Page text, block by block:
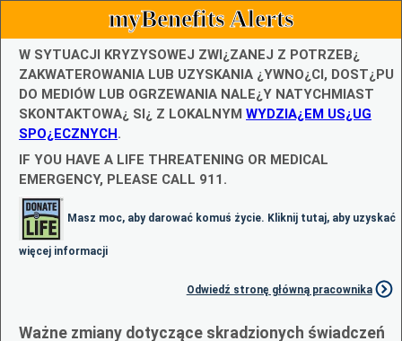
myBenefits Alerts
W SYTUACJI KRYZYSOWEJ ZWI¿ZANEJ Z POTRZEB¿
ZAKWATEROWANIA LUB UZYSKANIA ¿YWNO¿CI, DOST¿PU
DO MEDIÓW LUB OGRZEWANIA NALE¿Y NATYCHMIAST
SKONTAKTOWA¿ SI¿ Z LOKALNYM WYDZIA¿EM US¿UG
SPO¿ECZNYCH.
IF YOU HAVE A LIFE THREATENING OR MEDICAL
EMERGENCY, PLEASE CALL 911.
Masz moc, aby darować komuś życie. Kliknij tutaj, aby uzyskać
więcej informacji
Odwiedź stronę główną pracownika
Ważne zmiany dotyczące skradzionych świadczeń